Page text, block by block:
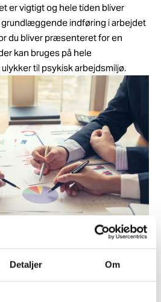
Detaljer Om
er vigtigt og hele tiden bliver
grundlæggende indføring i arbejdet
du bliver præsenteret for en
kan bruges på hele
til psykisk arbejdsmiljø.
spørgsmål